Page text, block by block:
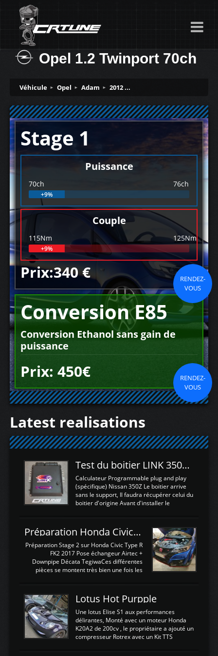
Opel 1.2 Twinport 70ch
Véhicule Opel Adam 2012 ...
Stage 1
Puissance
70ch 76ch
+9%
Couple
115Nm 125Nm
+9%
Prix:340 €
RENDEZ-
VOUS
Conversion E85
Conversion Ethanol sans gain de
puissance
Prix: 450€
RENDEZ-
VOUS
Latest realisations
Test du boitier LINK 350Z Plugin ECU
Calculateur Programmable plug and play
(spécifique) Nissan 350Z Le boitier arrive
sans le support, Il faudra récupérer celui du
boitier d'origine Avant d'installer le
d'envoyer l'information de la large bande
dans le boitier. sydney sweeney deepfake
La sortie 0-5V de l'afr sera connectée sur
l'entrée AN Volt 8 et GndAN pour
Analogique, et Volt car l'information est une
tension (Pas une résistance variable d'un
est temps de brancher le ...
Préparation Honda Civic Type R FK2
Préparation Stage 2 sur Honda Civic Type R
FK2 2017 Pose échangeur Airtec +
Downpipe Décata TegiwaCes différentes
pièces se montent très bien une fois les
légere découpe du plastique inferieur,
negénant en rien la structure ou le
fonctionnement du fond plat. Une
reprogrammation Stage 2 est faite sur le
calculateur d'origine. Une alternative
économique au passage sur Hondata
d'origine 310cv et 400Nn , Une fois
Lotus Hot Purpple
Une lotus Elise S1 aux performances
délirantes, Monté avec un moteur Honda
K20A2 de 200cv , le propriétaire a ajouté un
compresseur Rotrex avec un Kit TTS